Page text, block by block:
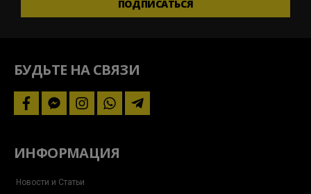
и
ПОДПИСАТЬСЯ
БУДЬТЕ НА СВЯЗИ
facebookfacebook-
messenger
instagram
whatsapptelegram-
plane
ИНФОРМАЦИЯ
Новости и Статьи